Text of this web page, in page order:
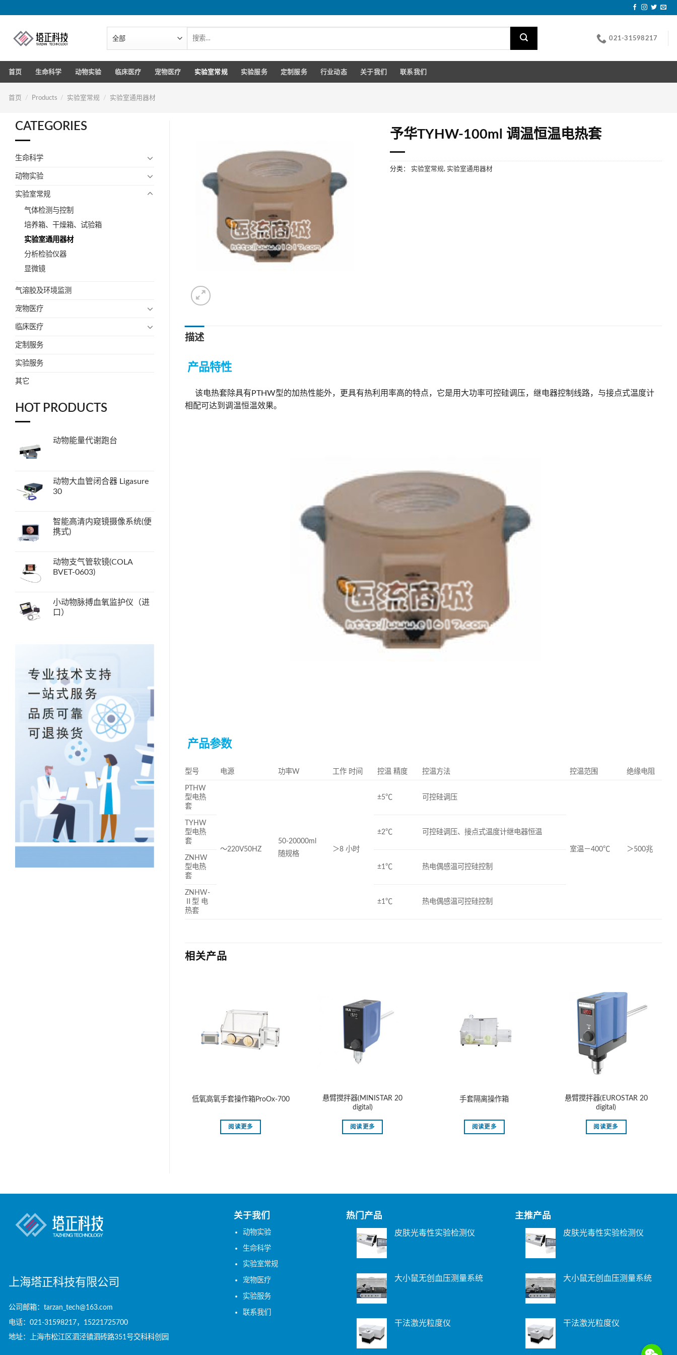
索：
021-31598217
首页 生命科学 动物实验 临床医疗 宠物医疗 实验室常规 实验服务 定制服务 行业动态 关于我们 联系我们
首页 / Products / 实验室常规 / 实验室通用器材
CATEGORIES
生命科学
动物实验
实验室常规
气体检测与控制
培养箱、干燥箱、试验箱
实验室通用器材
分析检验仪器
显微镜
气溶胶及环境监测
宠物医疗
临床医疗
定制服务
实验服务
其它
HOT PRODUCTS
动物能量代谢跑台
动物大血管闭合器 Ligasure
30
智能高清内窥镜摄像系统(便
携式)
动物支气管软镜(COLA
BVET-0603)
小动物脉搏血氧监护仪（进
口）
予华TYHW-100ml 调温恒温电热套
分类： 实验室常规, 实验室通用器材
描述
产品特性
该电热套除具有PTHW型的加热性能外，更具有热利用率高的特点，它是用大功率可控硅调压，继电器控制线路，与接点式温度计
相配可达到调温恒温效果。
产品参数
型号 电源 功率W 工作 时间 控温 精度 控温方法 控温范围 绝缘电阻
PTHW
型电热
套
～220V50HZ
50-20000ml
随规格
＞8 小时
±5℃ 可控硅调压
室温－400℃ ＞500兆
TYHW
型电热
套
±2℃ 可控硅调压、接点式温度计继电器恒温
ZNHW
型电热
套
±1℃ 热电偶感温可控硅控制
ZNHW-
Ⅱ型 电
热套
±1℃ 热电偶感温可控硅控制
相关产品
低氧高氧手套操作箱ProOx-700
阅读更多
悬臂搅拌器(MINISTAR 20
digital)
阅读更多
手套隔离操作箱
阅读更多
悬臂搅拌器(EUROSTAR 20
digital)
阅读更多
上海塔正科技有限公司
公司邮箱：tarzan_tech@163.com
电话：021-31598217，15221725700
地址：上海市松江区泗泾镇泗砖路351号交科科创园
关于我们
动物实验
生命科学
实验室常规
宠物医疗
实验服务
联系我们
热门产品
皮肤光毒性实验检测仪
大小鼠无创血压测量系统
干法激光粒度仪
主推产品
皮肤光毒性实验检测仪
大小鼠无创血压测量系统
干法激光粒度仪
WeChat: